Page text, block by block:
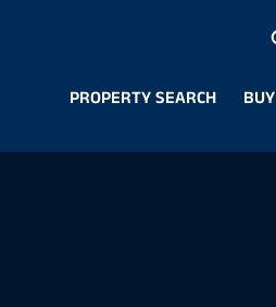
PROPERTY SEARCH BUY